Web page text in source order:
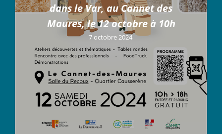
dans le Var, au Cannet des
Maures, le 12 octobre à 10h
7 octobre 2024